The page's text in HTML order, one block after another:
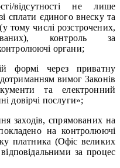
відсутності не лише
сплати єдиного внеску та
тому числі розстрочених,
контроль за
органи;
формі через приватну
вимог Законів
та електронний
довірчі послуги»;
заходів, спрямованих на
на контролюючі
платника (Офіс великих
за процес